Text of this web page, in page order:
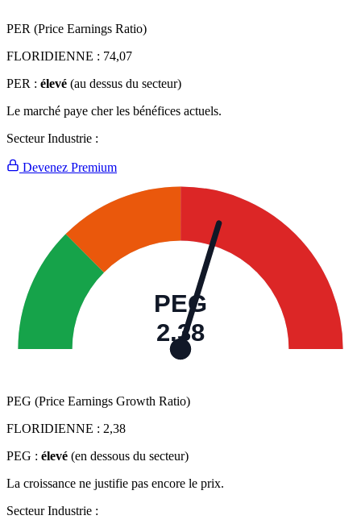
PER (Price Earnings Ratio)
FLORIDIENNE : 74,07
PER : élevé (au dessus du secteur)
Le marché paye cher les bénéfices actuels.
Secteur Industrie :
Devenez Premium
PEG
2,38
PEG (Price Earnings Growth Ratio)
FLORIDIENNE : 2,38
PEG : élevé (en dessous du secteur)
La croissance ne justifie pas encore le prix.
Secteur Industrie :